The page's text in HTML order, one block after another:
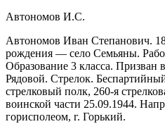
Автономов И.С.
Автономов Иван Степанович.
рождения — село Семьяны.
Образование 3 класса.
Рядовой. Стрелок.
стрелковый полк, 260-я
воинской части 25.09.1944.
горисполеом, г. Горький.